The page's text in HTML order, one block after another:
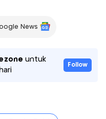
News
untuk
Follow